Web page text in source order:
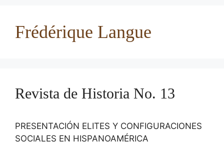
Frédérique Langue
Revista de Historia No. 13
PRESENTACIÓN ELITES Y CONFIGURACIONES
SOCIALES EN HISPANOAMÉRICA